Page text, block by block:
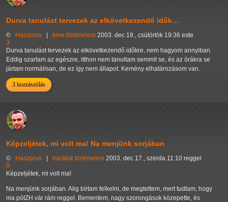
Durva tanulást tervezek az elkövetkezendő idők…
© Haszprus | bme történelem 2003. dec 18., csütörtök 19:36 este
3
Durva tanulást tervezek az elkövetkezendő időkre, nem hagyom annyiban.
Eddig szartam az egészre, itthon nem tanultam semmit se, és az órákra se
jártam normálisan, de ez így nem állapot. Kemény elhatározásom van.
3 hozzászólás
Képzeljétek, mi volt ma! Na menjünk sorjában
© Haszprus barátok történelem 2003. dec 17., szerda 11:10 reggel
0
Képzeljétek, mi volt ma!
Na menjünk sorjában. Alig bírtam felkelni, de megtettem, mert tudtam, hogy
ma pótZH vár rám reggel. Bementem, nagy szorongások közepette, és